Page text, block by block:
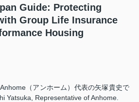
Guide: Protecting
Group Life Insurance
Housing
（アンホーム）代表の矢塚貴史で
Yatsuka, Representative of Anhome.